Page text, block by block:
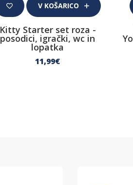
V KOŠARICO
Kitty Starter set roza -
posodici, igrački, wc in
lopatka
11,99€